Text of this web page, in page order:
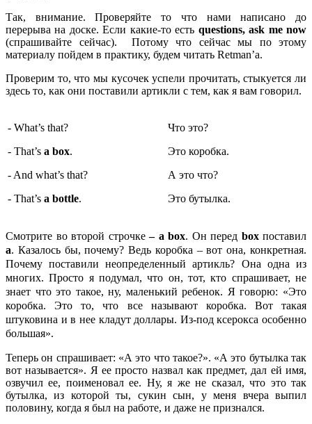
Так, внимание. Проверяйте то что нами написано до
перерыва на доске. Если какие-то есть questions, ask menow
(спрашивайте сейчас). Потому что сейчас мы по этому
материалу пойдем в практику, будем читать Retman’а.
Проверим то, что мы кусочек успели прочитать, стыкуется ли
здесь то, как они поставили артикли с тем, как я вам говорил.
- What’s that?
- That’s a box.
- And what’s that?
- That’s a bottle.
Что это?
Это коробка.
А это что?
Это бутылка.
Смотрите во второй строчке– a box. Он перед boxпоставил
a. Казалось бы, почему? Ведь коробка – вот она, конкретная.
Почему поставили неопределенный артикль? Она одна из
многих. Просто я подумал, что он, тот, кто спрашивает, не
знает что это такое, ну, маленький ребенок. Я говорю: «Это
коробка. Это то, что все называют коробка. Вот такая
штуковина и в нее кладут доллары. Из-под ксерокса особенно
большая».
Теперь он спрашивает: «А это что такое?». «А это бутылка так
вот называется». Я ее просто назвал как предмет, дал ей имя,
озвучил ее, поименовал ее. Ну, я же не сказал, что это так
бутылка, из которой ты, сукин сын, у меня вчера выпил
половину, когда я был на работе, и даже не признался.